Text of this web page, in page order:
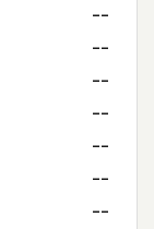
--
--
--
--
--
--
--